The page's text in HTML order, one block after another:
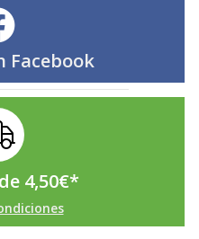
Facebook
4,50€*